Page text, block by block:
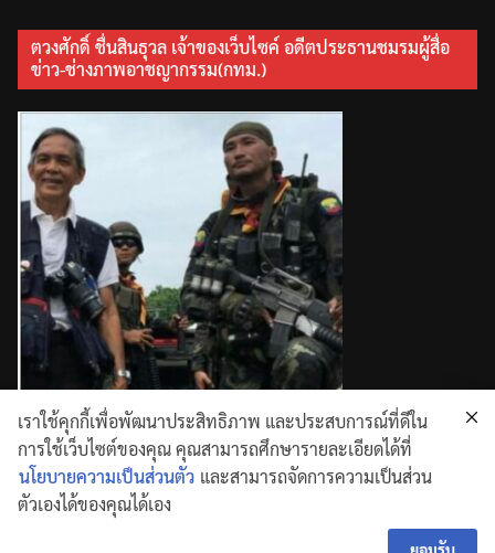
ตวงศักดิ์ ชื่นสินธุวล เจ้าของเว็บไซค์ อดีตประธานชมรมผู้สื่อ
ข่าว-ช่างภาพอาชญากรรม(กทม.)
เราใช้คุกกี้เพื่อพัฒนาประสิทธิภาพ และประสบการณ์ที่ดีใน
การใช้เว็บไซต์ของคุณ คุณสามารถศึกษารายละเอียดได้ที่
นโยบายความเป็นส่วนตัว และสามารถจัดการความเป็นส่วน
ตัวเองได้ของคุณได้เอง